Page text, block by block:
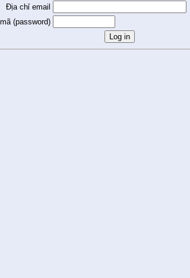
Địa chỉ email
(password)